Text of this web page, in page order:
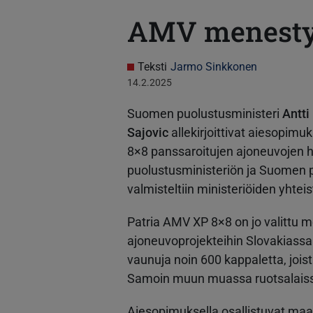
AMV
Teksti Jarmo Sinkkonen
14.2.2025
Suomen puolustusministeri Antti
Sajovic allekirjoittivat
8×8 panssaroitujen ajoneuvojen
puolustusministeriön ja
valmisteltiin ministeriöiden
Patria AMV XP 8×8 on jo valittu
ajoneuvoprojekteihin
vaunuja noin 600 kappaletta,
Samoin muun muassa